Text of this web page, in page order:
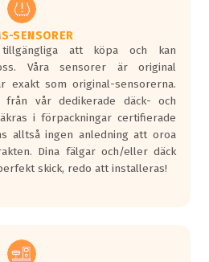
SENSORER
tillgängliga att köpa och kan
Våra sensorer är original
exakt som original-sensorerna.
från vår dedikerade däck- och
i förpackningar certifierade
alltså ingen anledning att oroa
Dina fälgar och/eller däck
skick, redo att installeras!